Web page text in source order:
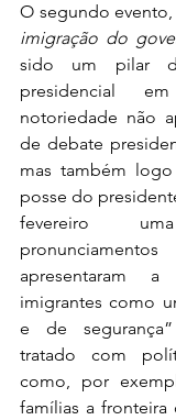
O segundo evento,
imigração do
sido um pilar
presidencial
notoriedade não
de debate
mas também
posse do
fevereiro
apresentaram
imigrantes como
e de
tratado com
como, por
famílias a